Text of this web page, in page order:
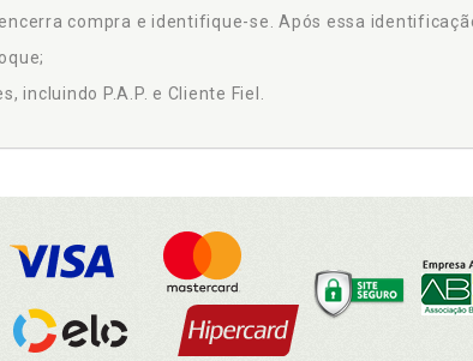
compra e identifique-se. Após essa
P.A.P. e Cliente Fiel.